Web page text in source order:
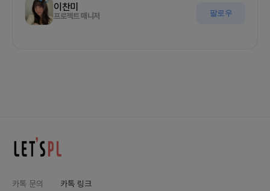
이찬미
프로젝트 매니저 팔로우
카톡 문의
카톡 링크